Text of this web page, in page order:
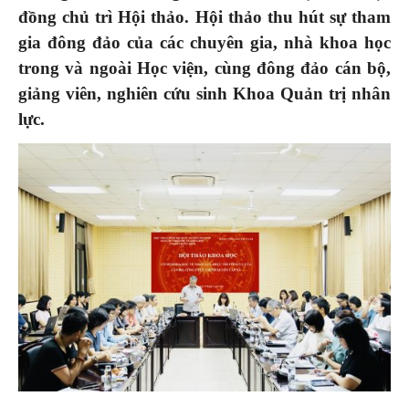
đồng chủ trì Hội thảo. Hội thảo thu hút sự tham
gia đông đảo của các chuyên gia, nhà khoa học
trong và ngoài Học viện, cùng đông đảo cán bộ,
giảng viên, nghiên cứu sinh Khoa Quản trị nhân
lực.